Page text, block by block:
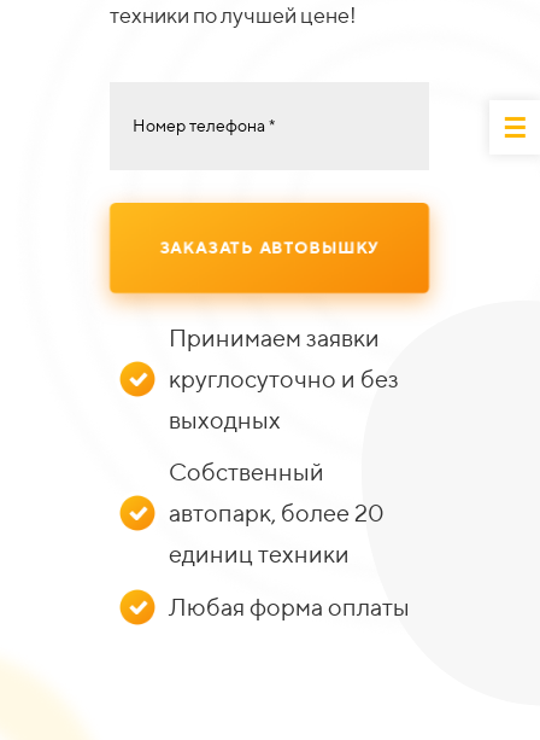
техники по лучшей цене!
Номер телефона *
ЗАКАЗАТЬ АВТОВЫШКУ
Принимаем заявки
круглосуточно и без
выходных
Собственный
автопарк, более 20
единиц техники
Любая форма оплаты